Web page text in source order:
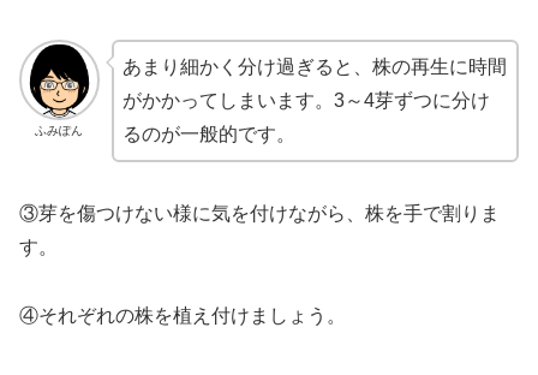
ふみぽん
あまり細かく分け過ぎると、株の再生に時間
がかかってしまいます。3～4芽ずつに分け
るのが一般的です。
③芽を傷つけない様に気を付けながら、株を手で割りま
す。
④それぞれの株を植え付けましょう。